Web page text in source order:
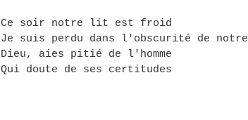
Ce soir notre lit est froid
Je suis perdu dans l'obscurité de notre
Dieu, aies pitié de l'homme
Qui doute de ses certitudes